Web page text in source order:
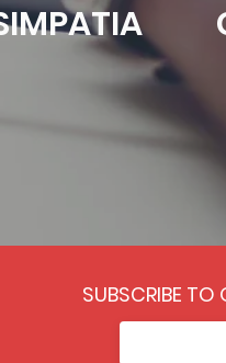
SUBSCRIBE TO